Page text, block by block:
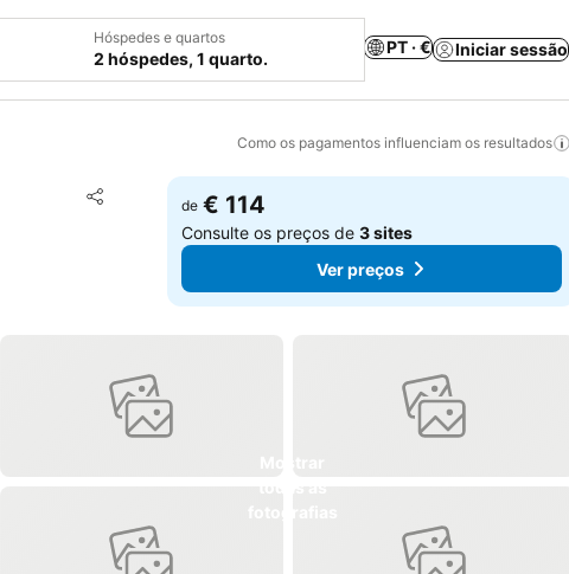
Hóspedes e quartos
2 hóspedes, 1 quarto.
PT · € Iniciar sessão
Como os pagamentos influenciam os resultados
Partilhar
Adicionar aos favoritos
de € 114
Consulte os preços de3 sites
Ver preços